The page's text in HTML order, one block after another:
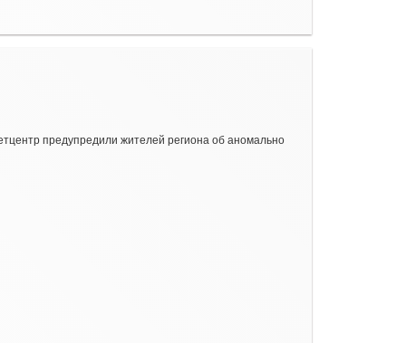
предупредили жителей региона об аномально